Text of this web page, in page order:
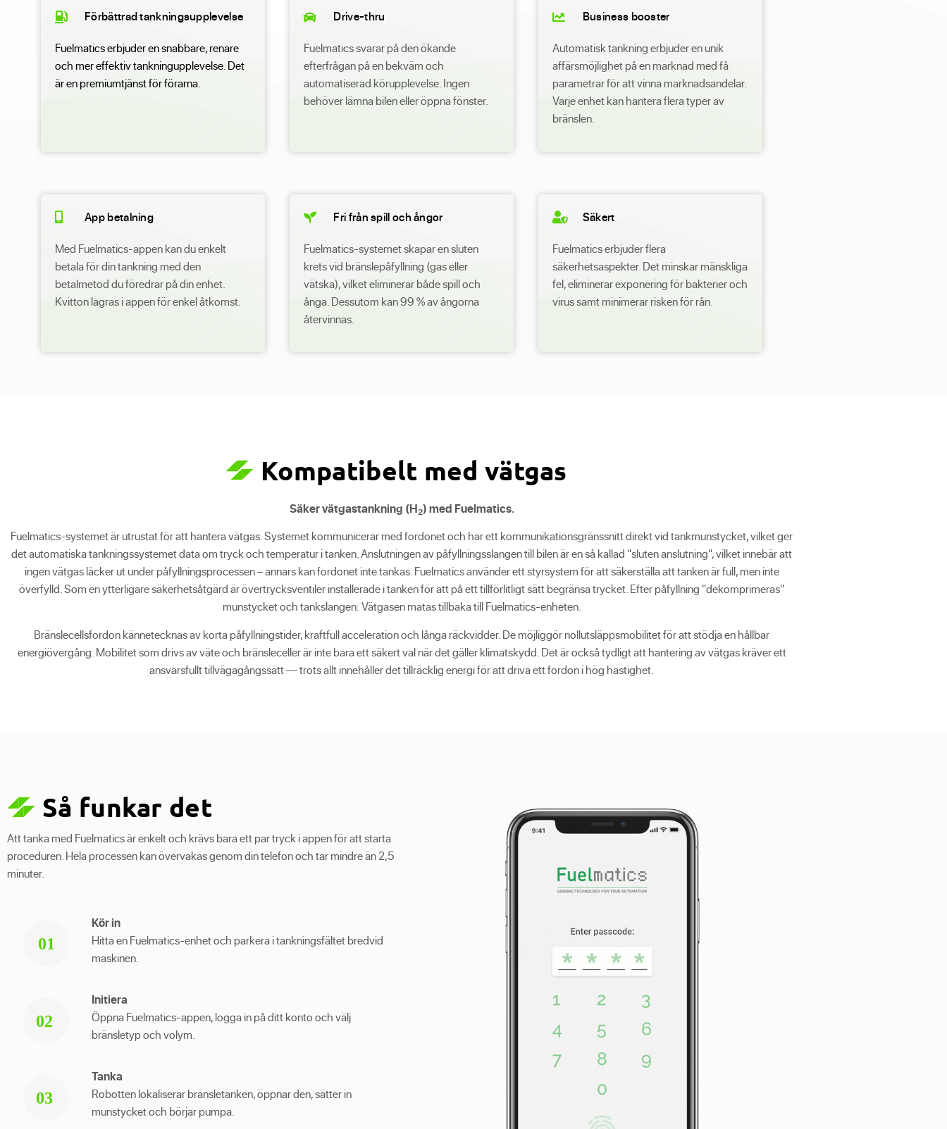
Förbättrad tankningsupplevelse
Fuelmatics erbjuder en snabbare, renare
och mer effektiv tankningupplevelse. Det
är en premiumtjänst för förarna.
Drive-thru
Fuelmatics svarar på den ökande
efterfrågan på en bekväm och
automatiserad körupplevelse. Ingen
behöver lämna bilen eller öppna fönster.
Business booster
Automatisk tankning erbjuder en unik
affärsmöjlighet på en marknad med få
parametrar för att vinna marknadsandelar.
Varje enhet kan hantera flera typer av
bränslen.
App betalning
Med Fuelmatics-appen kan du enkelt
betala för din tankning med den
betalmetod du föredrar på din enhet.
Kvitton lagras i appen för enkel åtkomst.
Fri från spill och ångor
Fuelmatics-systemet skapar en sluten
krets vid bränslepåfyllning (gas eller
vätska), vilket eliminerar både spill och
ånga. Dessutom kan 99 % av ångorna
återvinnas.
Säkert
Fuelmatics erbjuder flera
säkerhetsaspekter. Det minskar mänskliga
fel, eliminerar exponering för bakterier och
virus samt minimerar risken för rån.
Kompatibelt med vätgas
Säkervätgastankning (H2)med Fuelmatics.
Fuelmatics-systemet är utrustat för att hantera vätgas. Systemet kommunicerar med fordonet och har ett kommunikationsgränssnitt direkt vid tankmunstycket, vilket ger
det automatiska tankningssystemet data om tryck och temperatur i tanken. Anslutningen av påfyllningsslangen till bilen är en så kallad "sluten anslutning", vilket innebär att
ingen vätgas läcker ut under påfyllningsprocessen – annars kan fordonet inte tankas. Fuelmatics använder ett styrsystem för att säkerställa att tanken är full, men inte
överfylld. Som en ytterligare säkerhetsåtgärd är övertrycksventiler installerade i tanken för att på ett tillförlitligt sätt begränsa trycket. Efter påfyllning "dekomprimeras"
munstycket och tankslangen: Vätgasen matas tillbaka till Fuelmatics-enheten.
Bränslecellsfordon kännetecknas av korta påfyllningstider, kraftfull acceleration och långa räckvidder. De möjliggör nollutsläppsmobilitet för att stödja en hållbar
energiövergång. Mobilitet som drivs av väte och bränsleceller är inte bara ett säkert val när det gäller klimatskydd. Det är också tydligt att hantering av vätgas kräver ett
ansvarsfullt tillvägagångssätt — trots allt innehåller det tillräcklig energi för att driva ett fordon i hög hastighet.
Så funkar det
Att tanka med Fuelmatics är enkelt och krävs bara ett par tryck i appen för att starta
proceduren. Hela processen kan övervakas genom din telefon och tar mindre än 2,5
minuter.
01
Kör in
Hitta en Fuelmatics-enhet och parkera i tankningsfältet bredvid
maskinen.
02
Initiera
Öppna Fuelmatics-appen, logga in på ditt konto och välj
bränsletyp och volym.
03
Tanka
Robotten lokaliserar bränsletanken, öppnar den, sätter in
munstycket och börjar pumpa.